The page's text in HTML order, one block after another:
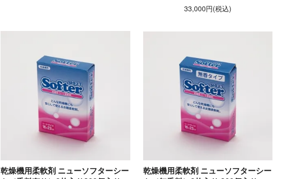
33,000円(税込)
乾燥機用柔軟剤 ニューソフターシー
乾燥機用柔軟剤 ニューソフターシー